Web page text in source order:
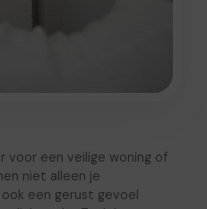
voor een veilige woning of
niet alleen je
een gerust gevoel